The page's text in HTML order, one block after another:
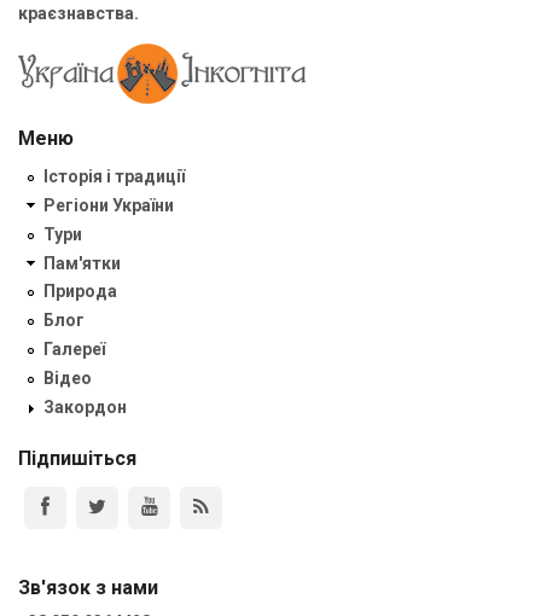
краєзнавства.
Меню
Історія і традиції
Регіони України
Тури
Пам'ятки
Природа
Блог
Галереї
Відео
Закордон
Підпишіться
Зв'язок з нами